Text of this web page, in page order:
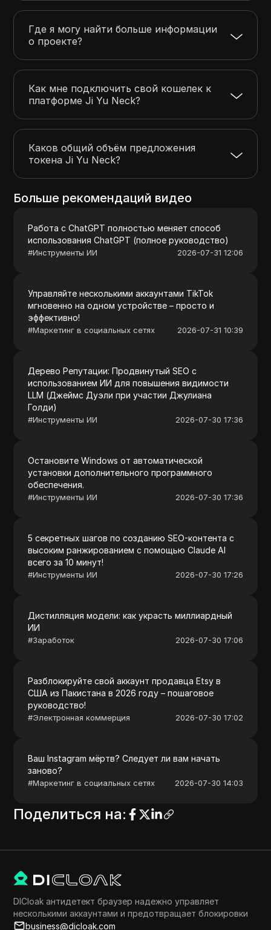
Где я могу найти больше информации
о проекте?
Как мне подключить свой кошелек к
платформе Ji Yu Neck?
Каков общий объём предложения
токена Ji Yu Neck?
Больше рекомендаций видео
Работа с ChatGPT полностью меняет способ
использования ChatGPT (полное руководство)
#Инструменты ИИ 2026-07-31 12:06
Управляйте несколькими аккаунтами TikTok
мгновенно на одном устройстве – просто и
эффективно!
#Маркетинг в социальных сетях 2026-07-31 10:39
Дерево Репутации: Продвинутый SEO с
использованием ИИ для повышения видимости
LLM (Джеймс Дуэли при участии Джулиана
Голди)
#Инструменты ИИ 2026-07-30 17:36
Остановите Windows от автоматической
установки дополнительного программного
обеспечения.
#Инструменты ИИ 2026-07-30 17:36
5 секретных шагов по созданию SEO-контента с
высоким ранжированием с помощью Claude AI
всего за 10 минут!
#Инструменты ИИ 2026-07-30 17:26
Дистилляция модели: как украсть миллиардный
ИИ
#Заработок 2026-07-30 17:06
Разблокируйте свой аккаунт продавца Etsy в
США из Пакистана в 2026 году – пошаговое
руководство!
#Электронная коммерция 2026-07-30 17:02
Ваш Instagram мёртв? Следует ли вам начать
заново?
#Маркетинг в социальных сетях 2026-07-30 14:03
Поделиться на:
DICloak антидетект браузер надежно управляет
несколькими аккаунтами и предотвращает блокировки
business@dicloak.com